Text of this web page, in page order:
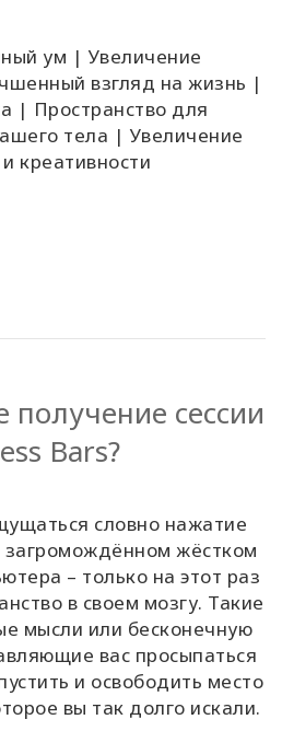
ум | Увеличение
взгляд на жизнь |
| Пространство для
тела | Увеличение
креативности
получение сессии
Bars?
словно нажатие
загромождённом жёстком
– только на этот раз
в своем мозгу. Такие
мысли или бесконечную
вас просыпаться
и освободить место
вы так долго искали.